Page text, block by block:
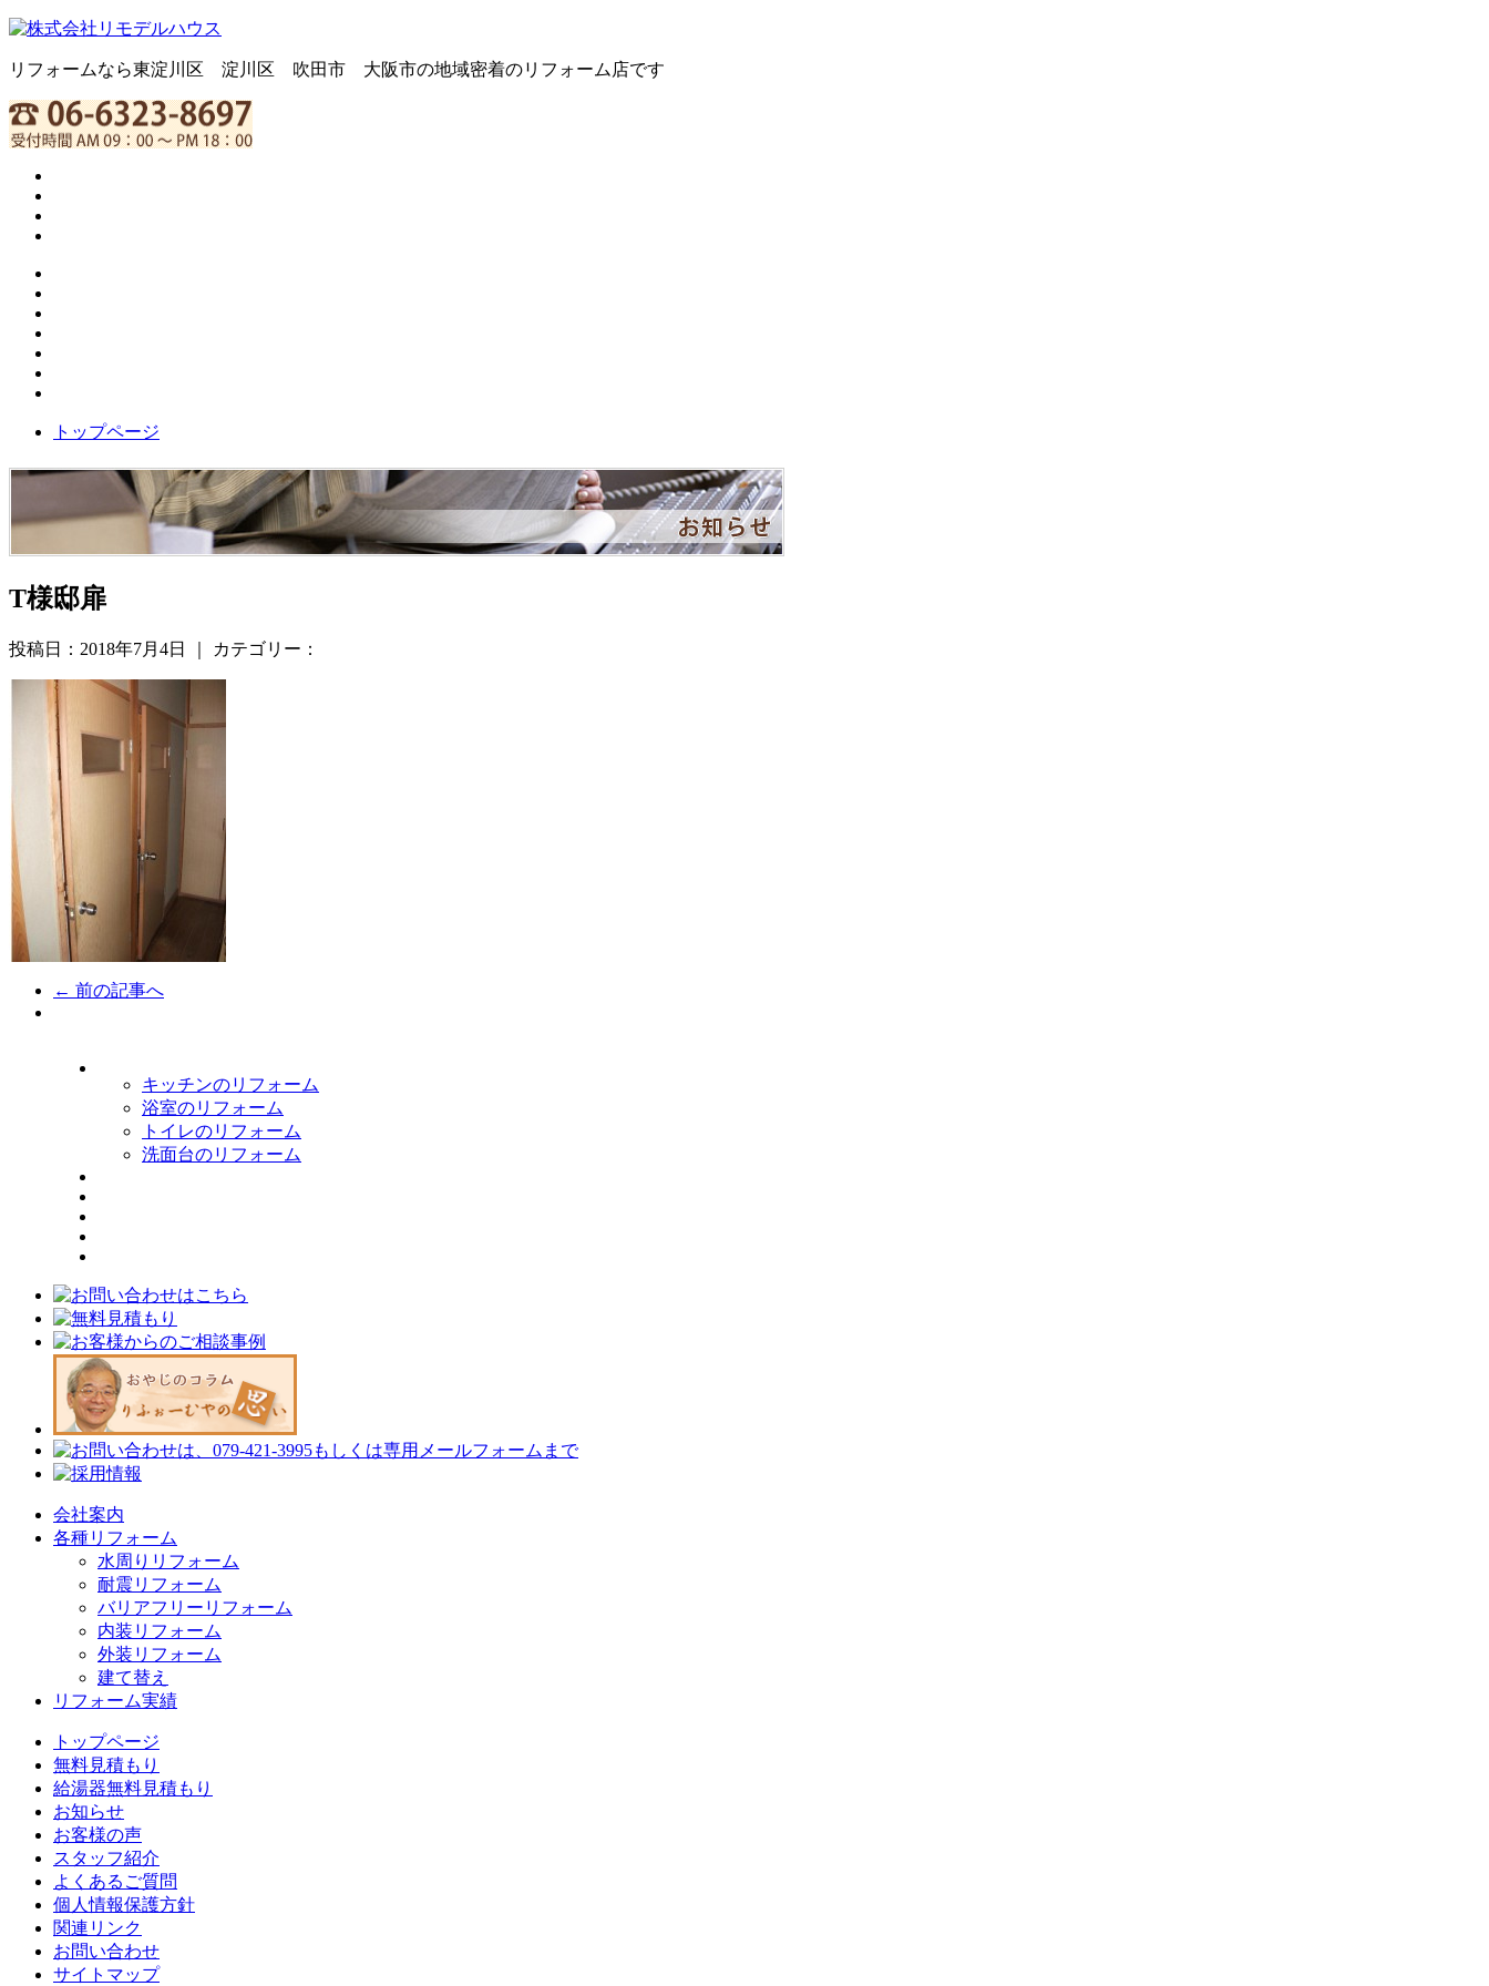
リフォームなら東淀川区 淀川区 吹田市 大阪市の地域密着のリフォーム店です
トップページ
T様邸扉
投稿日：2018年7月4日 ｜ カテゴリー：
← 前の記事へ
キッチンのリフォーム
浴室のリフォーム
トイレのリフォーム
洗面台のリフォーム
会社案内
各種リフォーム
水周りリフォーム
耐震リフォーム
バリアフリーリフォーム
内装リフォーム
外装リフォーム
建て替え
リフォーム実績
トップページ
無料見積もり
給湯器無料見積もり
お知らせ
お客様の声
スタッフ紹介
よくあるご質問
個人情報保護方針
関連リンク
お問い合わせ
サイトマップ